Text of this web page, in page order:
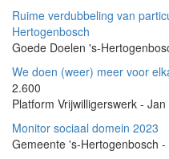
Ruime verdubbeling van
Hertogenbosch
Goede Doelen 's-
We doen (weer) meer voor
2.600
Platform Vrijwilligerswerk -
Monitor sociaal domein 2023
Gemeente 's-Hertogenbosch